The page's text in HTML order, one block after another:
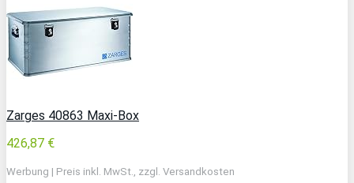
Zarges 40863 Maxi-Box
426,87 €
Werbung | Preis inkl. MwSt., zzgl. Versandkosten